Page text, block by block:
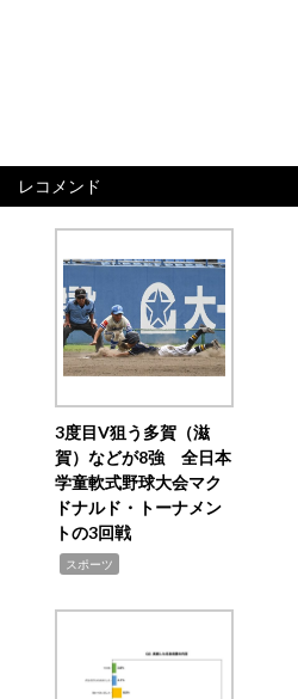
レコメンド
3度目V狙う多賀（滋
賀）などが8強 全日本
学童軟式野球大会マク
ドナルド・トーナメン
トの3回戦
スポーツ